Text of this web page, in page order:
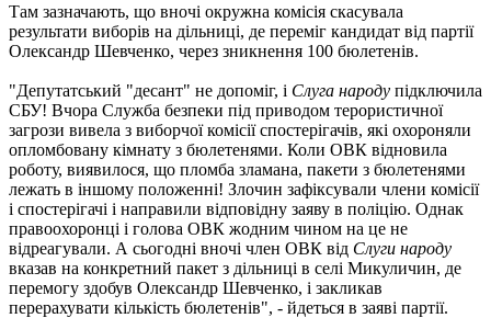
Там зазначають, що вночі окружна комісія скасувала
результати виборів на дільниці, де переміг кандидат від партії
Олександр Шевченко, через зникнення 100 бюлетенів.
"Депутатський "десант" не допоміг, і Слуга народу підключила
СБУ! Вчора Служба безпеки під приводом терористичної
загрози вивела з виборчої комісії спостерігачів, які охороняли
опломбовану кімнату з бюлетенями. Коли ОВК відновила
роботу, виявилося, що пломба зламана, пакети з бюлетенями
лежать в іншому положенні! Злочин зафіксували члени комісії
і спостерігачі і направили відповідну заяву в поліцію. Однак
правоохоронці і голова ОВК жодним чином на це не
відреагували. А сьогодні вночі член ОВК від Слуги народу
вказав на конкретний пакет з дільниці в селі Микуличин, де
перемогу здобув Олександр Шевченко, і закликав
перерахувати кількість бюлетенів", - йдеться в заяві партії.